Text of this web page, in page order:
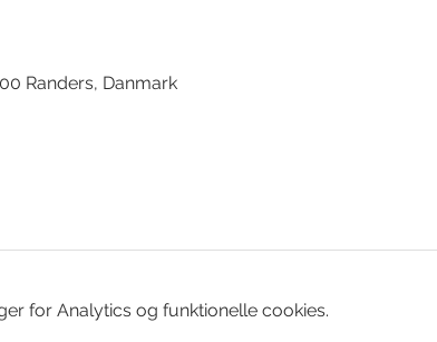
Randers, Danmark
for Analytics og funktionelle cookies.